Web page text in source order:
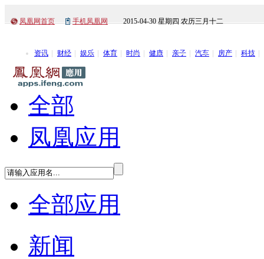
凤凰网首页 手机凤凰网 2015-04-30 星期四 农历三月十二
资讯 财经 娱乐 体育 时尚 健康 亲子 汽车 房产 科技
全部
凤凰应用
全部应用
新闻